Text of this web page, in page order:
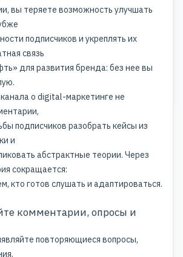
вы теряете возможность улучшать
подписчиков и укреплять их
связь
для развития бренда: без нее вы
о digital-маркетинге не
подписчиков разобрать кейсы из
и
абстрактные теории. Через
сокращается:
кто готов слушать и адаптироваться.
комментарии, опросы и
повторяющиеся вопросы,